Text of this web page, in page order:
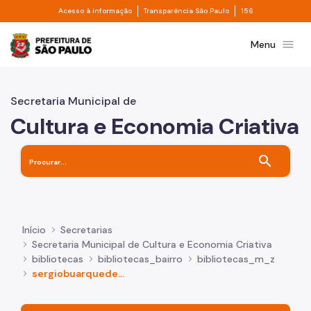
Pular para o Conteúdo principal
Acesso à informação Divisor de acesso à informação
Transparência São Paulo Divisor de
156
Prefeitura de São PauloMenu menu
Secretaria Municipal de
Cultura e Economia Criativa
search
Início
Secretarias
Secretaria Municipal de Cultura e Economia Criativa
bibliotecas
bibliotecas_bairro
bibliotecas_m_z
sergiobuarquedeholanda